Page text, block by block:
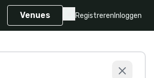
Venues Registreren Inloggen